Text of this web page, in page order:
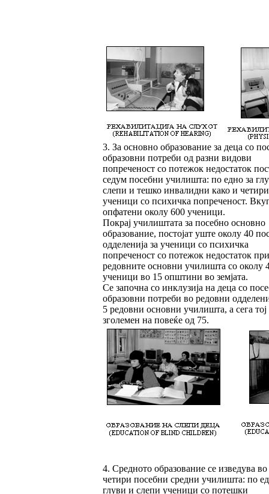
3. За основно образование за деца со
образовни потреби од разни видови
попреченост со потежок недостаток
седум посебни училишта: по едно за
слепи и тешко инвалидни како и четири
ученици со психичка попреченост.
опфатени околу 600 ученици.
Покрај училиштата за посебно основно
образование, постојат уште околу 40
одделенија за ученици со психичка
попреченост со потежок недостаток при
редовните основни училишта со околу
ученици во 15 општини во земјата.
Се започна со инклузија на деца со
образовни потреби во редовни
5 редовни основни училишта, а сега тој
зголемен на повеќе од 75.
4. Средното образование се изведува во
четири посебни средни училишта: по
глуви и слепи ученици со потешки